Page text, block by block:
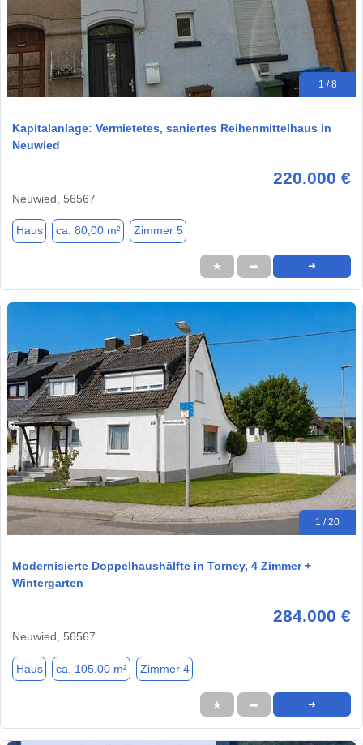
1 / 8
Kapitalanlage: Vermietetes, saniertes Reihenmittelhaus in
Neuwied
220.000 €
Neuwied, 56567
Haus ca. 80,00 m² Zimmer 5
★ ➦ ➜
1 / 20
Modernisierte Doppelhaushälfte in Torney, 4 Zimmer +
Wintergarten
284.000 €
Neuwied, 56567
Haus ca. 105,00 m² Zimmer 4
★ ➦ ➜